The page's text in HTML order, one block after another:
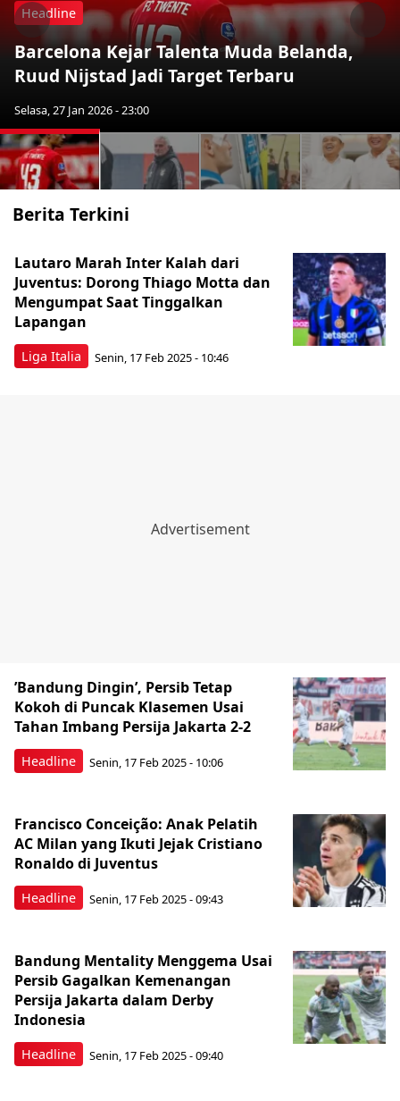
Headline
Barcelona Kejar Talenta Muda Belanda,
Ruud Nijstad Jadi Target Terbaru
Selasa, 27 Jan 2026 - 23:00
Previous
Berita Terkini
Liga Italia
Lautaro Marah Inter Kalah dari
Juventus: Dorong Thiago Motta dan
Mengumpat Saat Tinggalkan
Lapangan
Senin, 17 Feb 2025 - 10:46
Headline
’Bandung Dingin’, Persib Tetap
Kokoh di Puncak Klasemen Usai
Tahan Imbang Persija Jakarta 2-2
Senin, 17 Feb 2025 - 10:06
Headline
Francisco Conceição: Anak Pelatih
AC Milan yang Ikuti Jejak Cristiano
Ronaldo di Juventus
Senin, 17 Feb 2025 - 09:43
Headline
Bandung Mentality Menggema Usai
Persib Gagalkan Kemenangan
Persija Jakarta dalam Derby
Indonesia
Senin, 17 Feb 2025 - 09:40